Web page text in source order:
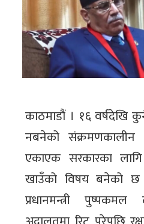
काठमाडौं । १६ वर्षदेखि
नबनेको
एकाएक सरकारका
खाउँको विषय बनेको छ ।
प्रधानमन्त्री पुष्पकमल